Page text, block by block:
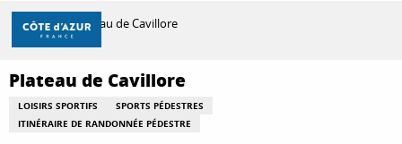
Aller
contenu
principal
DÉCOUVRIR
Accueil Plateau de Cavillore
Plateau de Cavillore
LOISIRS SPORTIFS
SPORTS PÉDESTRES
ITINÉRAIRE DE RANDONNÉE PÉDESTRE